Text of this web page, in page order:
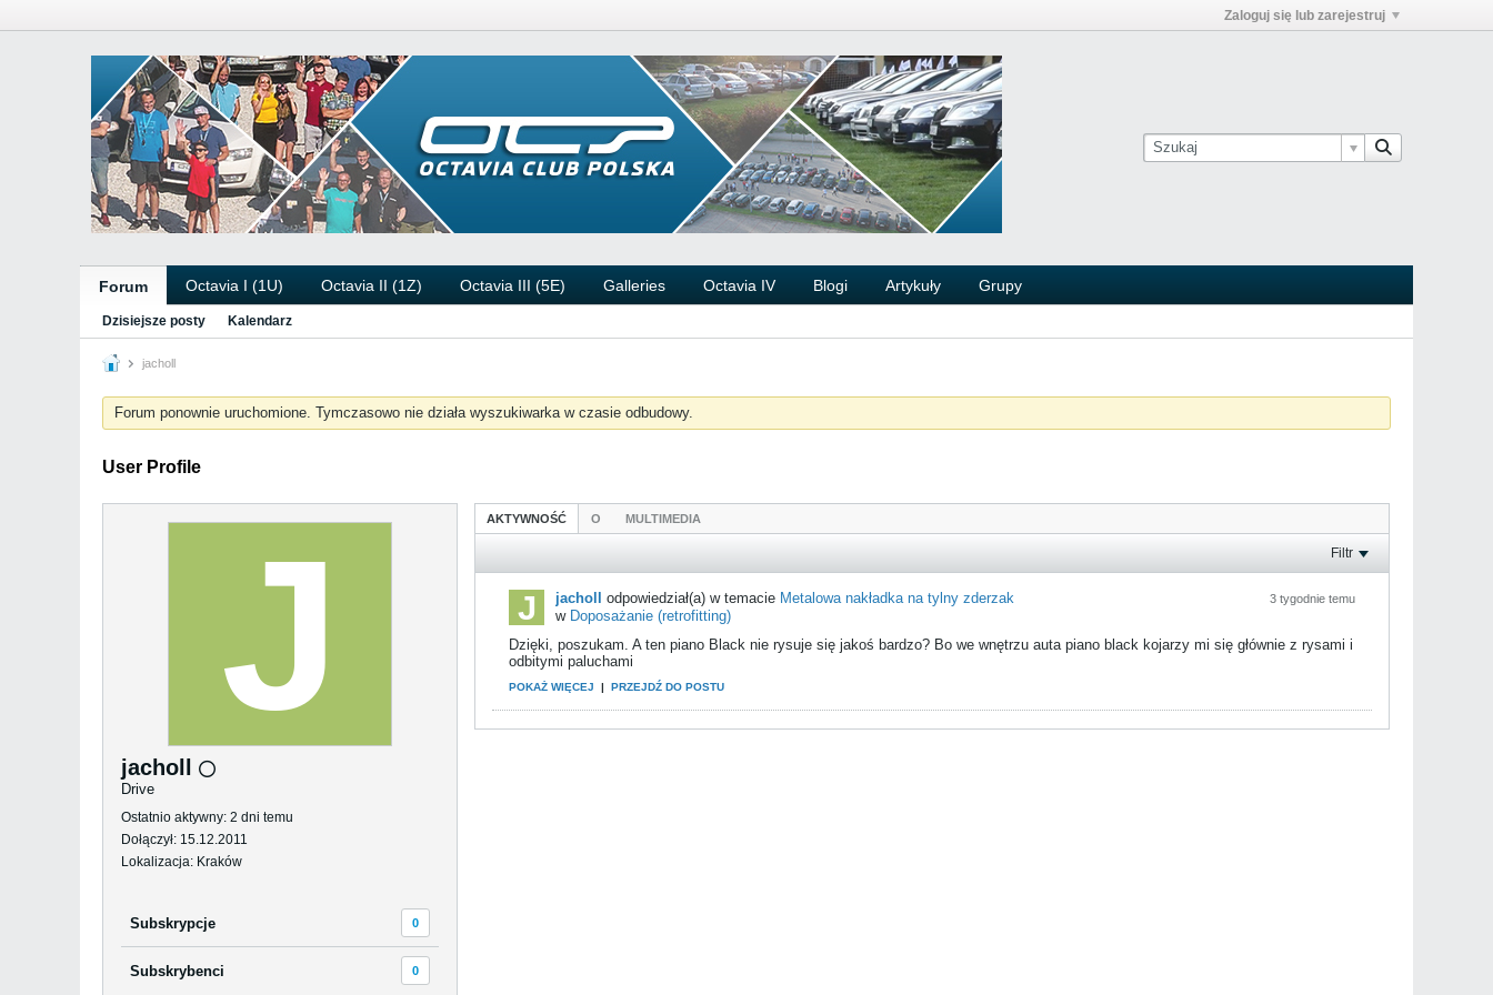
Zaloguj się lub zarejestruj
Forum Octavia I (1U) Octavia II (1Z) Octavia III (5E) Galleries Octavia IV Blogi Artykuły Grupy
Dzisiejsze posty Kalendarz
jacholl
Forum ponownie uruchomione. Tymczasowo nie działa wyszukiwarka w czasie odbudowy.
User Profile
jacholl
Drive
Ostatnio aktywny: 2 dni temu
Dołączył: 15.12.2011
Lokalizacja: Kraków
Subskrypcje 0
Subskrybenci 0
AKTYWNOŚĆ O MULTIMEDIA
Filtr
jacholl odpowiedział(a) w temacie Metalowa nakładka na tylny zderzak
w Doposażanie (retrofitting)
3 tygodnie temu
Dzięki, poszukam. A ten piano Black nie rysuje się jakoś bardzo? Bo we wnętrzu auta piano black kojarzy mi się głównie z rysami i
odbitymi paluchami
POKAŻ WIĘCEJ | PRZEJDŹ DO POSTU